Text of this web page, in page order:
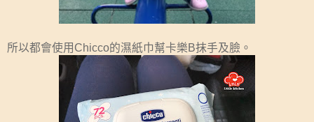
所以都會使用Chicco的濕紙巾幫卡樂B抹手及臉。